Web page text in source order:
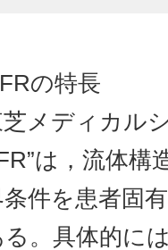
の特長
芝メディカル
は，流体
件を患者固
。具体的に